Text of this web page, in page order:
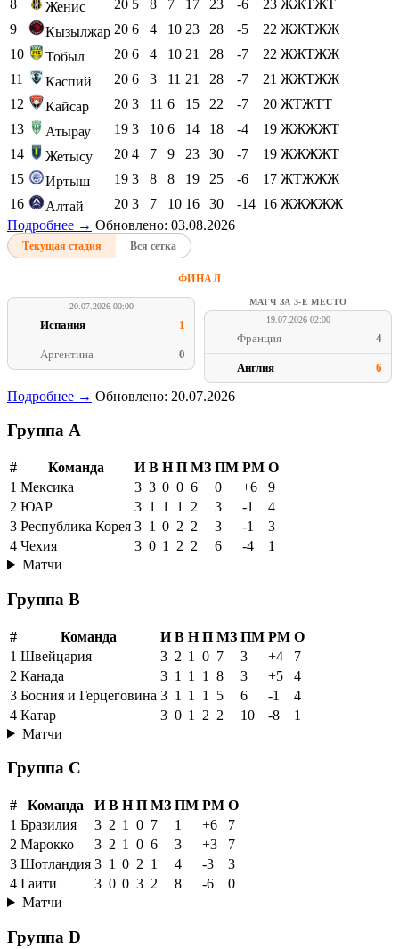
8 Женис 20 5 8 7 17 23 -6 23 ЖЖТЖТ
9
Кызылжар 20 6 4 10 23 28 -5 22 ЖЖТЖЖ
10
Тобыл 20 6 4 10 21 28 -7 22 ЖЖТЖЖ
11
Каспий 20 6 3 11 21 28 -7 21 ЖЖТЖЖ
12
Кайсар 20 3 11 6 15 22 -7 20 ЖТЖТТ
13
Атырау 19 3 10 6 14 18 -4 19 ЖЖЖЖТ
14
Жетысу 20 4 7 9 23 30 -7 19 ЖЖЖЖТ
15
Иртыш 19 3 8 8 19 25 -6 17 ЖТЖЖЖ
16
Алтай 20 3 7 10 16 30 -14 16 ЖЖЖЖЖ
Подробнее → Обновлено: 03.08.2026
Текущая стадия Вся сетка
ФИНАЛ
20.07.2026 00:00
Испания 1
Аргентина 0
МАТЧ ЗА 3-Е МЕСТО
19.07.2026 02:00
Франция 4
Англия 6
Подробнее → Обновлено: 20.07.2026
Группа A
# Команда И В Н П МЗ ПМ РМ О
1 Мексика 3 3 0 0 6 0 +6
9
2 ЮАР 3 1 1 1 2 3 -1
4
3 Республика Корея 3 1 0 2 2 3 -1
3
4 Чехия 3 0 1 2 2 6 -4
1
Матчи
Группа B
# Команда И В Н П МЗ ПМ РМ О
1 Швейцария 3 2 1 0 7 3 +4
7
2 Канада 3 1 1 1 8 3 +5
4
3 Босния и Герцеговина 3 1 1 1 5 6 -1
4
4 Катар 3 0 1 2 2 10 -8
1
Матчи
Группа C
# Команда И В Н П МЗ ПМ РМ О
1 Бразилия 3 2 1 0 7 1 +6
7
2 Марокко 3 2 1 0 6 3 +3
7
3 Шотландия 3 1 0 2 1 4 -3
3
4 Гаити 3 0 0 3 2 8 -6
0
Матчи
Группа D